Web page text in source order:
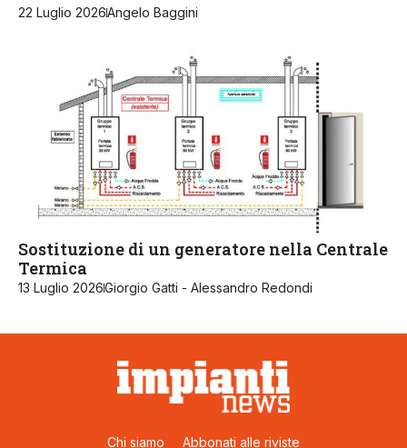
22 Luglio 2026Angelo Baggini
Sostituzione di un generatore nella Centrale
Termica
13 Luglio 2026Giorgio Gatti - Alessandro Redondi
Chi siamo Abbonati alle riviste